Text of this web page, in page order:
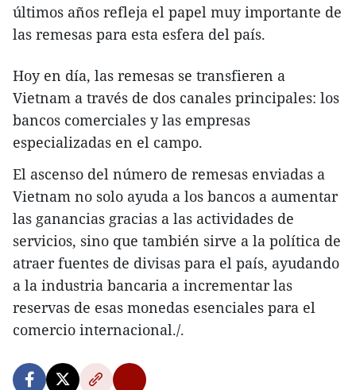
últimos años refleja el papel muy importante de
las remesas para esta esfera del país.
Hoy en día, las remesas se transfieren a
Vietnam a través de dos canales principales: los
bancos comerciales y las empresas
especializadas en el campo.
El ascenso del número de remesas enviadas a
Vietnam no solo ayuda a los bancos a aumentar
las ganancias gracias a las actividades de
servicios, sino que también sirve a la política de
atraer fuentes de divisas para el país, ayudando
a la industria bancaria a incrementar las
reservas de esas monedas esenciales para el
comercio internacional./.